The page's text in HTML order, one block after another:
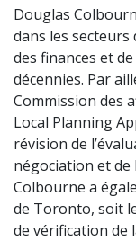
Douglas
dans les secteurs
des finances et
décennies. Par
Commission des
Local Planning
révision de
négociation et
Colbourne a
de Toronto, soit
de vérification de